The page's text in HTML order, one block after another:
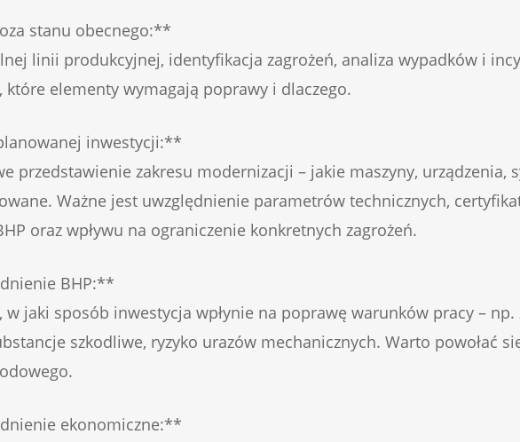
stanu obecnego:**
linii produkcyjnej, identyfikacja zagrożeń, analiza wypadków i
które elementy wymagają poprawy i dlaczego.
inwestycji:**
przedstawienie zakresu modernizacji – jakie maszyny, urządzenia,
Ważne jest uwzględnienie parametrów technicznych,
oraz wpływu na ograniczenie konkretnych zagrożeń.
BHP:**
w jaki sposób inwestycja wpłynie na poprawę warunków pracy – np.
szkodliwe, ryzyko urazów mechanicznych. Warto powołać
ekonomiczne:**